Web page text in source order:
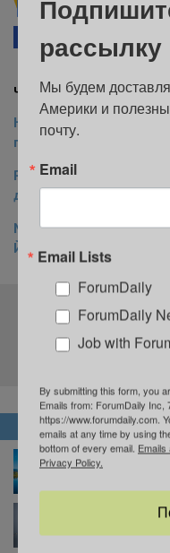
Google News
Читайте также на
Нью-Йоркский ботсад
годов с искусством
Рынок будущего: 25
доход в 2026 году
Macy’s готовит
Йорка к 250-летию США
В Нью-Джерси
шаров: это
побывать на
рассылку
Мы будем
Америки и
почту.
Email
Email Lists
ForumDaily
ForumDaily
Job with
By submitting this form, you
Emails from: ForumDaily Inc,
https://www.forumdaily.com.
emails at any time by using
bottom of every email.
Privacy Policy.